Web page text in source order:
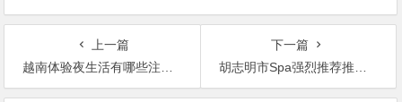
上一篇
越南体验夜生活有哪些注意事项
下一篇
胡志明市Spa强烈推荐推荐 Flamingo Spa 好评按摩店